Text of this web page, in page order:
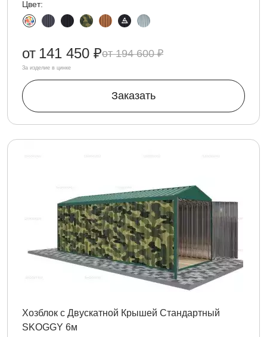
Цвет:
194 600 ₽
от 141 450 ₽
За изделие в цинке
Заказать
Хозблок с Двускатной Крышей Стандартный
SKOGGY 6м